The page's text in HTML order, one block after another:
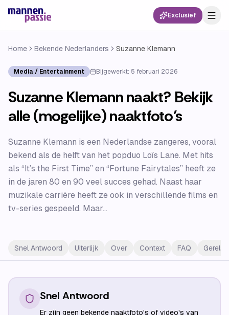
Exclusief
Home Bekende Nederlanders Suzanne Klemann
Media / Entertainment Bijgewerkt: 5 februari 2026
Suzanne Klemann naakt? Bekijk
alle (mogelijke) naaktfoto’s
Suzanne Klemann is een Nederlandse zangeres, vooral
bekend als de helft van het popduo Loïs Lane. Met hits
als “It’s the First Time” en “Fortune Fairytales” heeft ze
in de jaren 80 en 90 veel succes gehad. Naast haar
muzikale carrière heeft ze ook in verschillende films en
tv-series gespeeld. Maar...
Snel Antwoord Uiterlijk Over Context FAQ
Snel Antwoord
Er zijn geen bekende naaktfoto's of video's van